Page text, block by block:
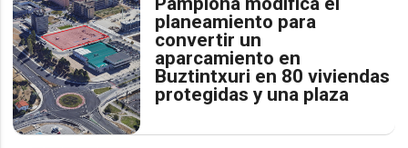
planeamiento para
convertir un
aparcamiento en
Buztintxuri en 80 viviendas
protegidas y una plaza